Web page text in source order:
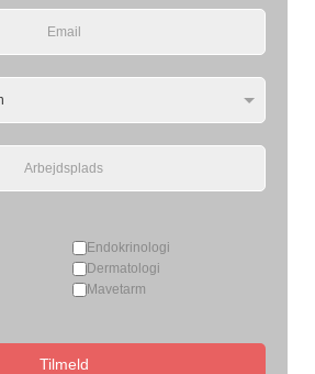
Endokrinologi
Dermatologi
Mavetarm
Tilmeld